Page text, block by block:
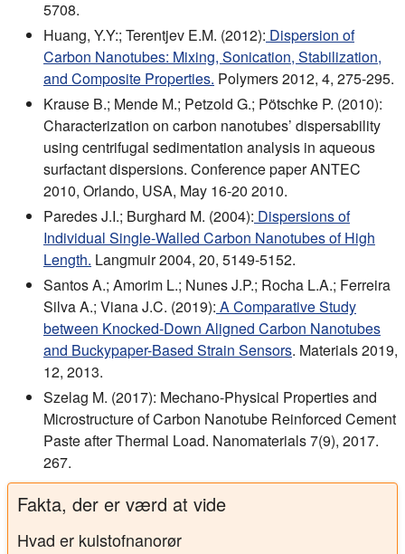
5708.
Huang, Y.Y:; Terentjev E.M. (2012): Dispersion of
Carbon Nanotubes: Mixing, Sonication, Stabilization,
and Composite Properties. Polymers 2012, 4, 275-295.
Krause B.; Mende M.; Petzold G.; Pötschke P. (2010):
Characterization on carbon nanotubes’ dispersability
using centrifugal sedimentation analysis in aqueous
surfactant dispersions. Conference paper ANTEC
2010, Orlando, USA, May 16-20 2010.
Paredes J.I.; Burghard M. (2004): Dispersions of
Individual Single-Walled Carbon Nanotubes of High
Length. Langmuir 2004, 20, 5149-5152.
Santos A.; Amorim L.; Nunes J.P.; Rocha L.A.; Ferreira
Silva A.; Viana J.C. (2019): A Comparative Study
between Knocked-Down Aligned Carbon Nanotubes
and Buckypaper-Based Strain Sensors. Materials 2019,
12, 2013.
Szelag M. (2017): Mechano-Physical Properties and
Microstructure of Carbon Nanotube Reinforced Cement
Paste after Thermal Load. Nanomaterials 7(9), 2017.
267.
Fakta, der er værd at vide
Hvad er kulstofnanorør